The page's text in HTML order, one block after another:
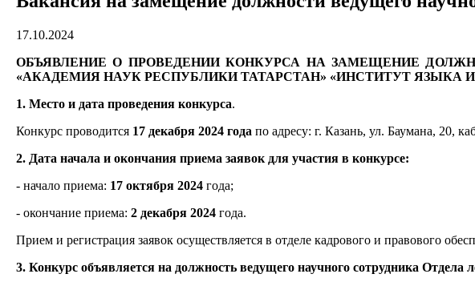
17.10.2024
ОБЪЯВЛЕНИЕ О ПРОВЕДЕНИИ КОНКУРСА НА ЗАМЕЩЕНИЕ
«АКАДЕМИЯ НАУК РЕСПУБЛИКИ ТАТАРСТАН» «ИНСТИТУТ ЯЗЫКА
1. Место и дата проведения конкурса.
Конкурс проводится 17 декабря 2024 года по адресу: г. Казань, ул. Баумана, 20,
2. Дата начала и окончания приема заявок для участия в конкурсе:
- начало приема: 17 октября 2024 года;
- окончание приема: 2 декабря 2024 года.
Прием и регистрация заявок осуществляется в отделе кадрового и правового
3. Конкурс объявляется на должность ведущего научного сотрудника